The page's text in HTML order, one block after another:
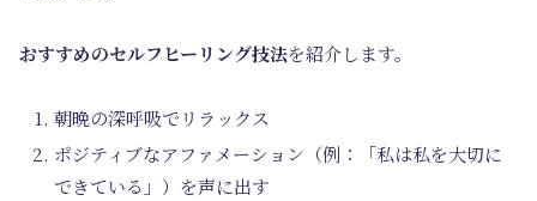
おすすめのセルフヒーリング技法を紹介します。
朝晩の深呼吸でリラックス
ポジティブなアファメーション（例：「私は私を大切に
できている」）を声に出す